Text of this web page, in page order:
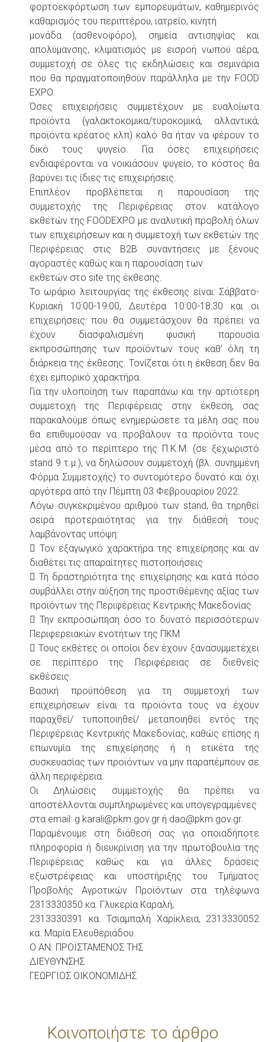
φορτοεκφόρτωση των εμπορευμάτων, καθημερινός
καθαρισμός του περιπτέρου, ιατρείο, κινητή
μονάδα (ασθενοφόρο), σημεία αντισηψίας και
απολύμανσης, κλιματισμός με εισροή νωπού αέρα,
συμμετοχή σε όλες τις εκδηλώσεις και σεμινάρια
που θα πραγματοποιηθούν παράλληλα με την FOOD
EXPO.
Όσες επιχειρήσεις συμμετέχουν με ευαλοίωτα
προϊόντα (γαλακτοκομικα/τυροκομικά, αλλαντικά,
προϊόντα κρέατος κλπ) καλό θα ήταν να φέρουν το
δικό τους ψυγείο. Για όσες επιχειρήσεις
ενδιαφέρονται να νοικιάσουν ψυγείο, το κόστος θα
βαρύνει τις ίδιες τις επιχειρήσεις.
Επιπλέον προβλέπεται η παρουσίαση της
συμμετοχής της Περιφέρειας στον κατάλογο
εκθετών της FOODEXPO με αναλυτική προβολή όλων
των επιχειρήσεων και η συμμετοχή των εκθετών της
Περιφέρειας στις Β2Β συναντήσεις με ξένους
αγοραστές καθώς και η παρουσίαση των
εκθετών στο site της έκθεσης.
Το ωράριο λειτουργίας της έκθεσης είναι: Σάββατο-
Κυριακή 10:00-19:00, Δευτέρα 10:00-18:30 και οι
επιχειρήσεις που θα συμμετάσχουν θα πρέπει να
έχουν διασφαλισμένη φυσική παρουσία
εκπροσώπησης των προϊόντων τους καθ’ όλη τη
διάρκεια της έκθεσης. Τονίζεται ότι η έκθεση δεν θα
έχει εμπορικό χαρακτήρα.
Για την υλοποίηση των παραπάνω και την αρτιότερη
συμμετοχή της Περιφέρειας στην έκθεση, σας
παρακαλούμε όπως ενημερώσετε τα μέλη σας που
θα επιθυμούσαν να προβάλουν τα προϊόντα τους
μέσα από το περίπτερο της Π.Κ.Μ. (σε ξεχωριστό
stand 9 τ.μ.), να δηλώσουν συμμετοχή (βλ. συνημμένη
Φόρμα Συμμετοχής) το συντομότερο δυνατό και όχι
αργότερα από την Πέμπτη 03 Φεβρουαρίου 2022.
Λόγω συγκεκριμένου αριθμού των stand, θα τηρηθεί
σειρά προτεραιότητας για την διάθεσή τους
λαμβάνοντας υπόψη:
 Τον εξαγωγικό χαρακτήρα της επιχείρησης και αν
διαθέτει τις απαραίτητες πιστοποιήσεις
 Τη δραστηριότητα της επιχείρησης και κατά πόσο
συμβάλλει στην αύξηση της προστιθέμενης αξίας των
προϊόντων της Περιφέρειας Κεντρικής Μακεδονίας
 Την εκπροσώπηση όσο το δυνατό περισσότερων
Περιφερειακών ενοτήτων της ΠΚΜ
 Τους εκθέτες οι οποίοι δεν έχουν ξανασυμμετέχει
σε περίπτερο της Περιφέρειας σε διεθνείς
εκθέσεις.
Βασική προϋπόθεση για τη συμμετοχή των
επιχειρήσεων είναι τα προϊόντα τους να έχουν
παραχθεί/ τυποποιηθεί/ μεταποιηθεί εντός της
Περιφέρειας Κεντρικής Μακεδονίας, καθώς επίσης η
επωνυμία της επιχείρησης ή η ετικέτα της
συσκευασίας των προϊόντων να μην παραπέμπουν σε
άλλη περιφέρεια.
Οι Δηλώσεις συμμετοχής θα πρέπει να
αποστέλλονται συμπληρωμένες και υπογεγραμμένες
στα email: g.karali@pkm.gov.gr ή dao@pkm.gov.gr.
Παραμένουμε στη διάθεσή σας για οποιαδήποτε
πληροφορία ή διευκρίνιση για την πρωτοβουλία της
Περιφέρειας καθώς και για άλλες δράσεις
εξωστρέφειας και υποστήριξης του Τμήματος
Προβολής Αγροτικών Προϊόντων στα τηλέφωνα
2313330350 κα. Γλυκερία Καραλή,
2313330391 κα. Τσιαμπαλή Χαρίκλεια, 2313330052
κα. Μαρία Ελευθεριάδου.
Ο ΑΝ. ΠΡΟΪΣΤΑΜΕΝΟΣ ΤΗΣ
ΔΙΕΥΘΥΝΣΗΣ
ΓΕΩΡΓΙΟΣ ΟΙΚΟΝΟΜΙΔΗΣ
Κοινοποιήστε το άρθρο